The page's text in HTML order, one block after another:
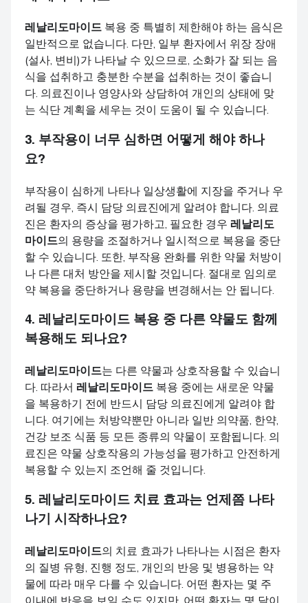
레날리도마이드 복용 중 특별히 제한해야 하는 음식은
일반적으로 없습니다. 다만, 일부 환자에서 위장 장애
(설사, 변비)가 나타날 수 있으므로, 소화가 잘 되는 음
식을 섭취하고 충분한 수분을 섭취하는 것이 좋습니
다. 의료진이나 영양사와 상담하여 개인의 상태에 맞
는 식단 계획을 세우는 것이 도움이 될 수 있습니다.
3. 부작용이 너무 심하면 어떻게 해야 하나
요?
부작용이 심하게 나타나 일상생활에 지장을 주거나 우
려될 경우, 즉시 담당 의료진에게 알려야 합니다. 의료
진은 환자의 증상을 평가하고, 필요한 경우 레날리도
마이드의 용량을 조절하거나 일시적으로 복용을 중단
할 수 있습니다. 또한, 부작용 완화를 위한 약물 처방이
나 다른 대처 방안을 제시할 것입니다. 절대로 임의로
약 복용을 중단하거나 용량을 변경해서는 안 됩니다.
4. 레날리도마이드 복용 중 다른 약물도 함께
복용해도 되나요?
레날리도마이드는 다른 약물과 상호작용할 수 있습니
다. 따라서 레날리도마이드 복용 중에는 새로운 약물
을 복용하기 전에 반드시 담당 의료진에게 알려야 합
니다. 여기에는 처방약뿐만 아니라 일반 의약품, 한약,
건강 보조 식품 등 모든 종류의 약물이 포함됩니다. 의
료진은 약물 상호작용의 가능성을 평가하고 안전하게
복용할 수 있는지 조언해 줄 것입니다.
5. 레날리도마이드 치료 효과는 언제쯤 나타
나기 시작하나요?
레날리도마이드의 치료 효과가 나타나는 시점은 환자
의 질병 유형, 진행 정도, 개인의 반응 및 병용하는 약
물에 따라 매우 다를 수 있습니다. 어떤 환자는 몇 주
이내에 반응을 보일 수도 있지만, 어떤 환자는 몇 달이